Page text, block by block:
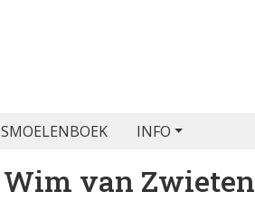
SMOELENBOEK INFO
Wim van Zwieten